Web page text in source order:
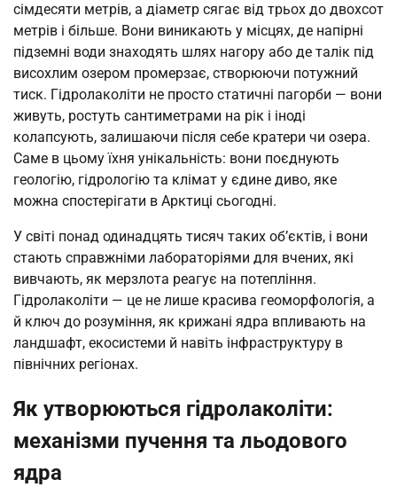
сімдесяти метрів, а діаметр сягає від трьох до двохсот
метрів і більше. Вони виникають у місцях, де напірні
підземні води знаходять шлях нагору або де талік під
висохлим озером промерзає, створюючи потужний
тиск. Гідролаколіти не просто статичні пагорби — вони
живуть, ростуть сантиметрами на рік і іноді
колапсують, залишаючи після себе кратери чи озера.
Саме в цьому їхня унікальність: вони поєднують
геологію, гідрологію та клімат у єдине диво, яке
можна спостерігати в Арктиці сьогодні.
У світі понад одинадцять тисяч таких об’єктів, і вони
стають справжніми лабораторіями для вчених, які
вивчають, як мерзлота реагує на потепління.
Гідролаколіти — це не лише красива геоморфологія, а
й ключ до розуміння, як крижані ядра впливають на
ландшафт, екосистеми й навіть інфраструктуру в
північних регіонах.
Як утворюються гідролаколіти:
механізми пучення та льодового
ядра